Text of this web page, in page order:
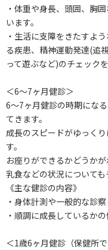
・体重や身長、頭囲、胸
います。
・生活に支障をきたすよ
る疾患、精神運動発達(追
って遊ぶなど)のチェックを
＜6～7ヶ月健診＞
6～7ヶ月健診の時期にな
てきます。
成長のスピードがゆっく
す。
お座りができるかどうか
乳食などの状況についても
《主な健診の内容》
・身体計測や一般的な診
・順調に成長しているか
＜1歳6ヶ月健診（保健所